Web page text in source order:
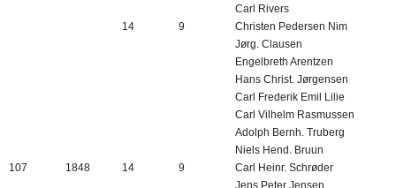
Carl Rivers
14
9
Christen Pedersen Nim
Jørg. Clausen
Engelbreth Arentzen
Hans Christ. Jørgensen
Carl Frederik Emil Lilie
Carl Vilhelm Rasmussen
Adolph Bernh. Truberg
Niels Hend. Bruun
107
1848 14 9
Carl Heinr. Schrøder
Jens Peter Jensen